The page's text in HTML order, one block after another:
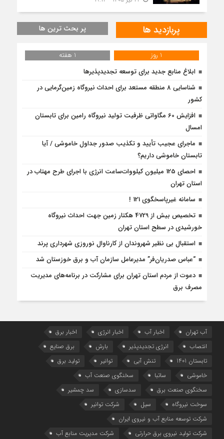
پربازدید ها پر بحث ترین ها
1 روز
1 هفته
ابلاغ منابع جدید برای توسعه تجدیدپذیرها
شناسایی 8 منطقه مستعد برای احداث نیروگاه زمین‌گرمایی در
کشور
افزایش 60 مگاواتی ظرفیت تولید نیروگاه رامین برای تابستان
امسال
ماجرای عجیب تأیید و تکذیب صدور جداول خاموشی / آیا
تابستان خاموشی داریم؟
احصای 125 میلیون کیلووات‌ساعت انرژی با اجرای طرح مهتاب در
استان تهران
سامانه غیرپاسخگوی 121 !
تخصیص بیش از 4729 هکتار زمین جهت احداث نیروگاه‌
خورشیدی در سطح استان تهران
استقبال بی نظیر شهروندان از کارناوال نوروزی شهرداری پرند
“عباس صدریان‌فر” مدیرعامل سازمان آب و برق خوزستان شد
دعوت از مردم استان تهران برای مشارکت در برنامه‌های مدیریت
مصرف برق
آب تهران اخبار آب اخبار انرژی
اخبار برق
انتصاب
انرژی تجدیدپذیر بارش
برق صنایع
تابستان 1401
تنش آبی توانیر
تولید برق
خاموشی
ساتبا
سخنگوی صنعت آب
سخنگوی صنعت برق
سدسازی
سد چمشیر
سوخت نیروگاه
سیل
شرکت توانیر
شرکت توسعه منابع آب و نیروی ایران
شرکت تولید نیروی برق حرارتی
شرکت مدیریت منابع آب